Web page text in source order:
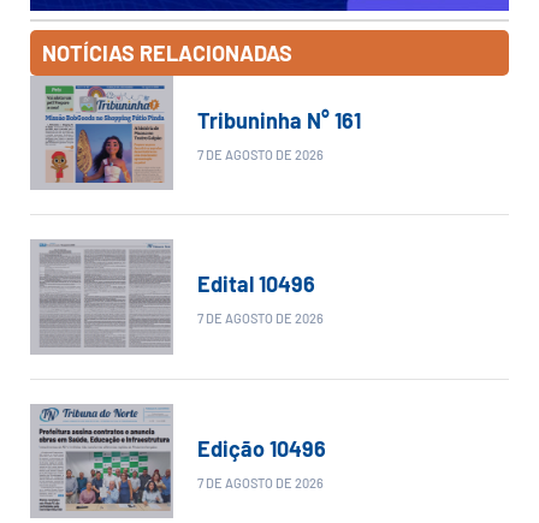
NOTÍCIAS RELACIONADAS
Tribuninha N° 161
7 DE AGOSTO DE 2026
Edital 10496
7 DE AGOSTO DE 2026
Edição 10496
7 DE AGOSTO DE 2026